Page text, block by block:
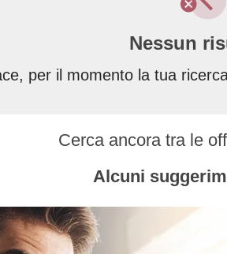
Nessun
per il momento la tua
Cerca ancora tra le
Alcuni